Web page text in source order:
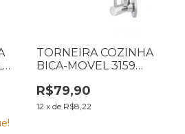
TORNEIRA COZINHA
BICA-MOVEL 3159
911.1208.18
R$79,90
12 x de R$8,22